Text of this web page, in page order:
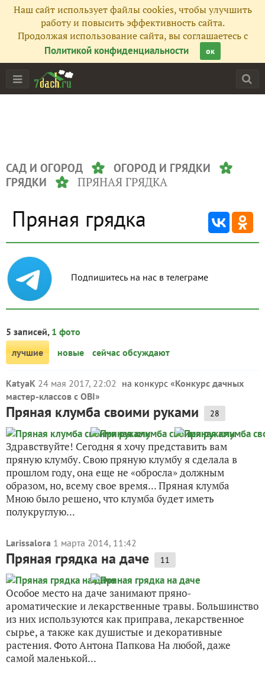
Наш сайт использует файлы cookies, чтобы улучшить
работу и повысить эффективность сайта.
Продолжая использование сайта, вы соглашаетесь с
Политикой конфиденциальности
ок
САД И ОГОРОД
ОГОРОД И ГРЯДКИ
ГРЯДКИ
ПРЯНАЯ ГРЯДКА
Пряная грядка
Подпишитесь на нас в телеграме
5 записей, 1 фото
лучшие
новые сейчас обсуждают
KatyaK 24 мая 2017, 22:02 на конкурс «Конкурс дачных
мастер-классов с OBI»
Пряная клумба своими руками 28
Здравствуйте! Сегодня я хочу представить вам
пряную клумбу. Свою пряную клумбу я сделала в
прошлом году, она еще не «обросла» должным
образом, но, всему свое время... Пряная клумба
Мною было решено, что клумба будет иметь
полукруглую...
Larissalora 1 марта 2014, 11:42
Пряная грядка на даче 11
Особое место на даче занимают пряно-
ароматические и лекарственные травы. Большинство
из них используются как приправа, лекарственное
сырье, а также как душистые и декоративные
растения. Фото Антона Папкова На любой, даже
самой маленькой...